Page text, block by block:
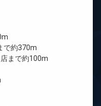
で約370m
まで約100m